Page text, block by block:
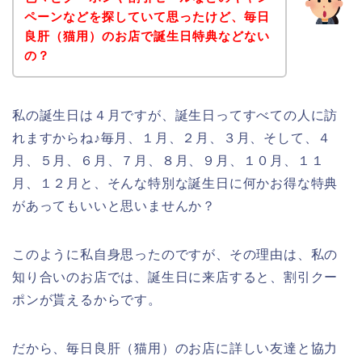
ペーンなどを探していて思ったけど、毎日
良肝（猫用）のお店で誕生日特典などない
の？
私の誕生日は４月ですが、誕生日ってすべての人に訪
れますからね♪毎月、１月、２月、３月、そして、４
月、５月、６月、７月、８月、９月、１０月、１１
月、１２月と、そんな特別な誕生日に何かお得な特典
があってもいいと思いませんか？
このように私自身思ったのですが、その理由は、私の
知り合いのお店では、誕生日に来店すると、割引クー
ポンが貰えるからです。
だから、毎日良肝（猫用）のお店に詳しい友達と協力